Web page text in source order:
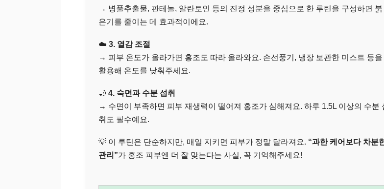
→ 병풀추출물, 판테놀, 알란토인 등의 진정 성분을 중심으로 한 루틴을 구성하면 붉
은기를 줄이는 데 효과적이에요.
☁️ 3. 열감 조절
→ 피부 온도가 올라가면 홍조도 따라 올라와요. 손선풍기, 냉장 보관한 미스트 등을
활용해 온도를 낮춰주세요.
🌙 4. 숙면과 수분 섭취
→ 수면이 부족하면 피부 재생력이 떨어져 홍조가 심해져요. 하루 1.5L 이상의 수분
취도 필수예요.
💡 이 루틴은 단순하지만, 매일 지키면 피부가 정말 달라져요. “과한 케어보다 차분
관리”가 홍조 피부엔 더 잘 맞는다는 사실, 꼭 기억해주세요!